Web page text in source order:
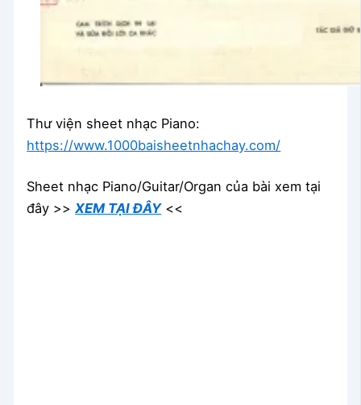
Thư viện sheet nhạc Piano:
https://www.1000baisheetnhachay.com/
Sheet nhạc Piano/Guitar/Organ của bài xem tại
đây >>XEM TẠI ĐÂY<<